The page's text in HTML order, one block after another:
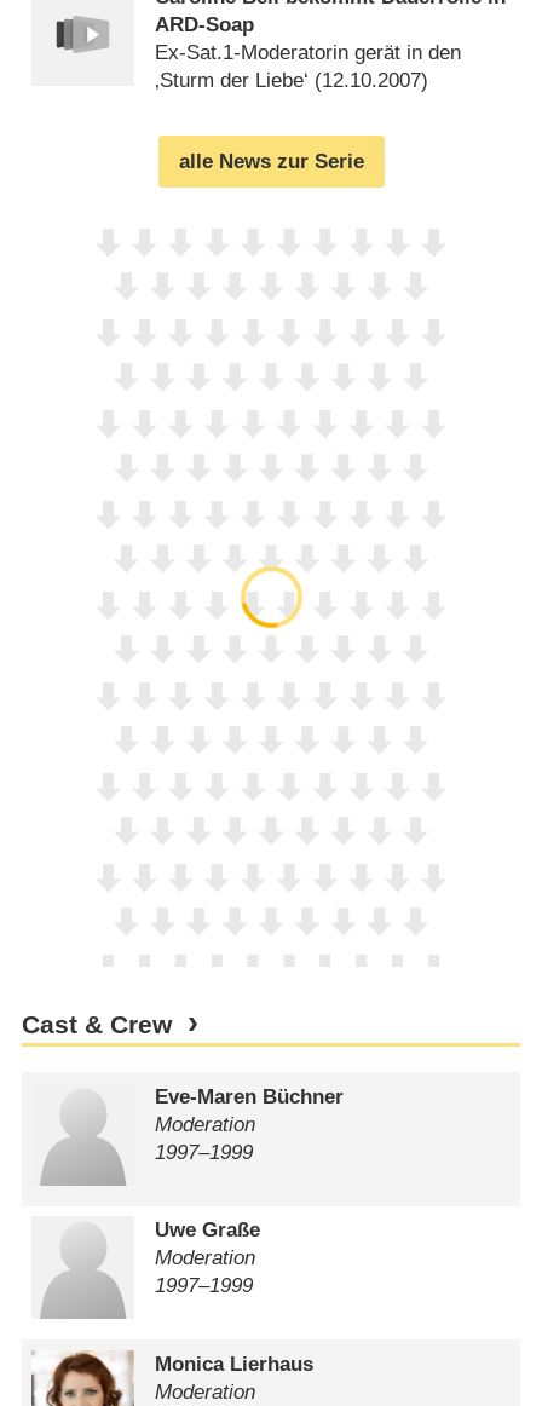
ARD-Soap
Ex-Sat.1-Moderatorin gerät in den
‚Sturm der Liebe‘ (12.10.2007)
alle News zur Serie
Cast & Crew
Eve-Maren Büchner
Moderation
1997⁠–⁠1999
Uwe Graße
Moderation
1997⁠–⁠1999
Monica Lierhaus
Moderation